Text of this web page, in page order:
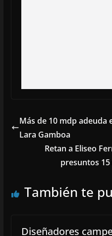
Más de 10 mdp adeuda
Lara Gamboa
Retan a Eliseo
presuntos
También te
Diseñadores